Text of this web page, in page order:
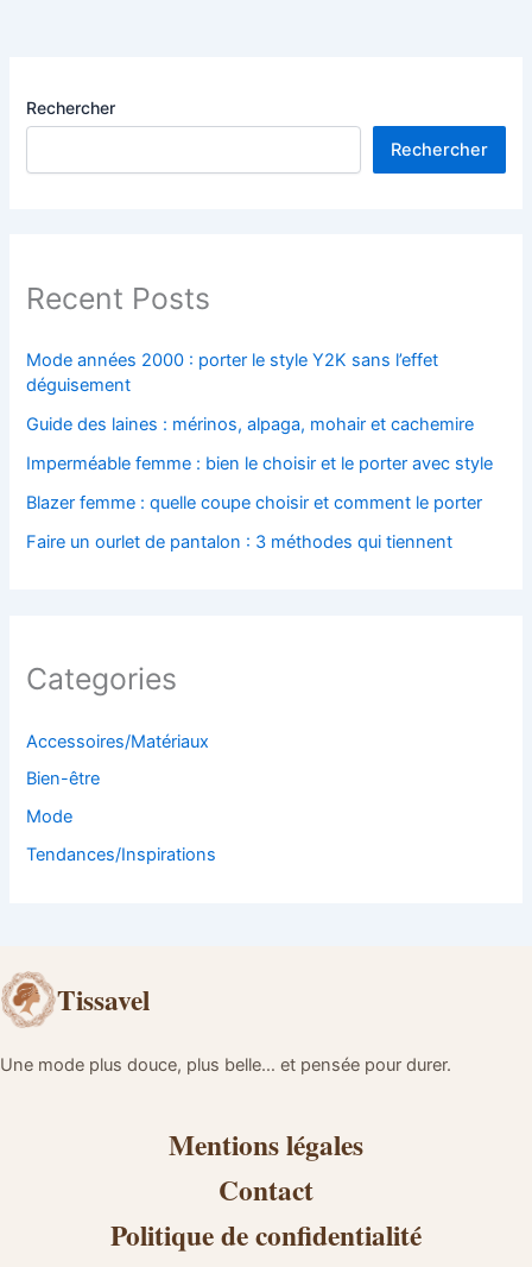
Rechercher
Rechercher
Recent Posts
Mode années 2000 : porter le style Y2K sans l’effet
déguisement
Guide des laines : mérinos, alpaga, mohair et cachemire
Imperméable femme : bien le choisir et le porter avec style
Blazer femme : quelle coupe choisir et comment le porter
Faire un ourlet de pantalon : 3 méthodes qui tiennent
Categories
Accessoires/Matériaux
Bien-être
Mode
Tendances/Inspirations
Tissavel
Une mode plus douce, plus belle… et pensée pour durer.
Mentions légales
Contact
Politique de confidentialité